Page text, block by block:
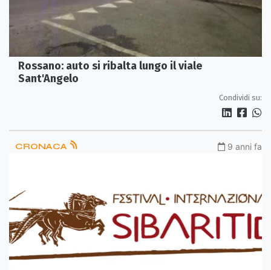
Rossano: auto si ribalta lungo il viale
Sant'Angelo
Condividi su:
CRONACA 9 anni fa